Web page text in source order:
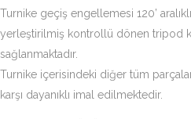
Turnike geçiş engellemesi 120’ aralıklı
yerleştirilmiş kontrollü dönen tripod
sağlanmaktadır.
Turnike içerisindeki diğer tüm
karşı dayanıklı imal edilmektedir.